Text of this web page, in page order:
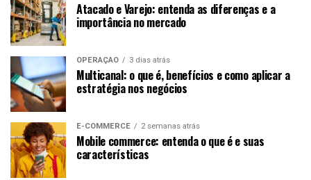
Atacado e Varejo: entenda as diferenças e a
importância no mercado
OPERAÇÃO 3 dias atrás
Multicanal: o que é, benefícios e como aplicar a
estratégia nos negócios
E-COMMERCE 2 semanas atrás
Mobile commerce: entenda o que é e suas
características